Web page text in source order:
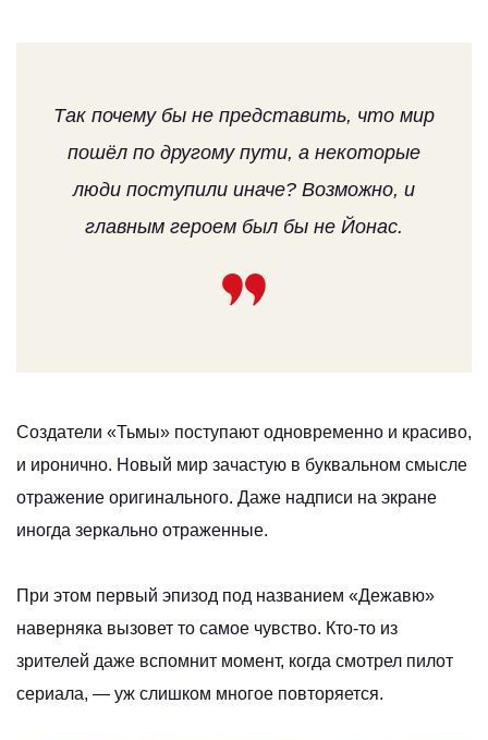
Так почему бы не представить, что мир
пошёл по другому пути, а некоторые
люди поступили иначе? Возможно, и
главным героем был бы не Йонас.
Создатели «Тьмы» поступают одновременно и красиво,
и иронично. Новый мир зачастую в буквальном смысле
отражение оригинального. Даже надписи на экране
иногда зеркально отраженные.
При этом первый эпизод под названием «Дежавю»
наверняка вызовет то самое чувство. Кто‑то из
зрителей даже вспомнит момент, когда смотрел пилот
сериала, — уж слишком многое повторяется.